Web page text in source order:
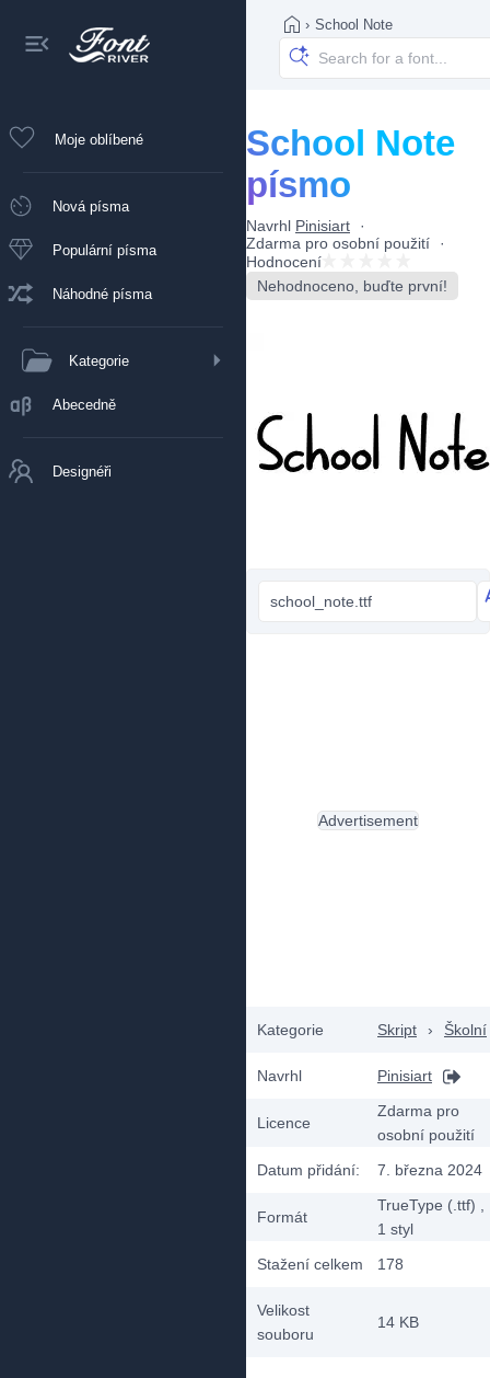
Moje oblíbené
Nová písma
Populární písma
Náhodné písma
Kategorie
Abecedně
Designéři
› School Note
School Note
písmo
Navrhl Pinisiart
Zdarma pro osobní použití
Hodnocení
Nehodnoceno, buďte první!
school_note.ttf
Kategorie Skript › Školní
Navrhl Pinisiart
Licence
Zdarma pro
osobní použití
Datum přidání:
7. března 2024
Formát
TrueType (.ttf)
1 styl
Stažení celkem
178
Velikost
souboru
14 KB
Advertisement